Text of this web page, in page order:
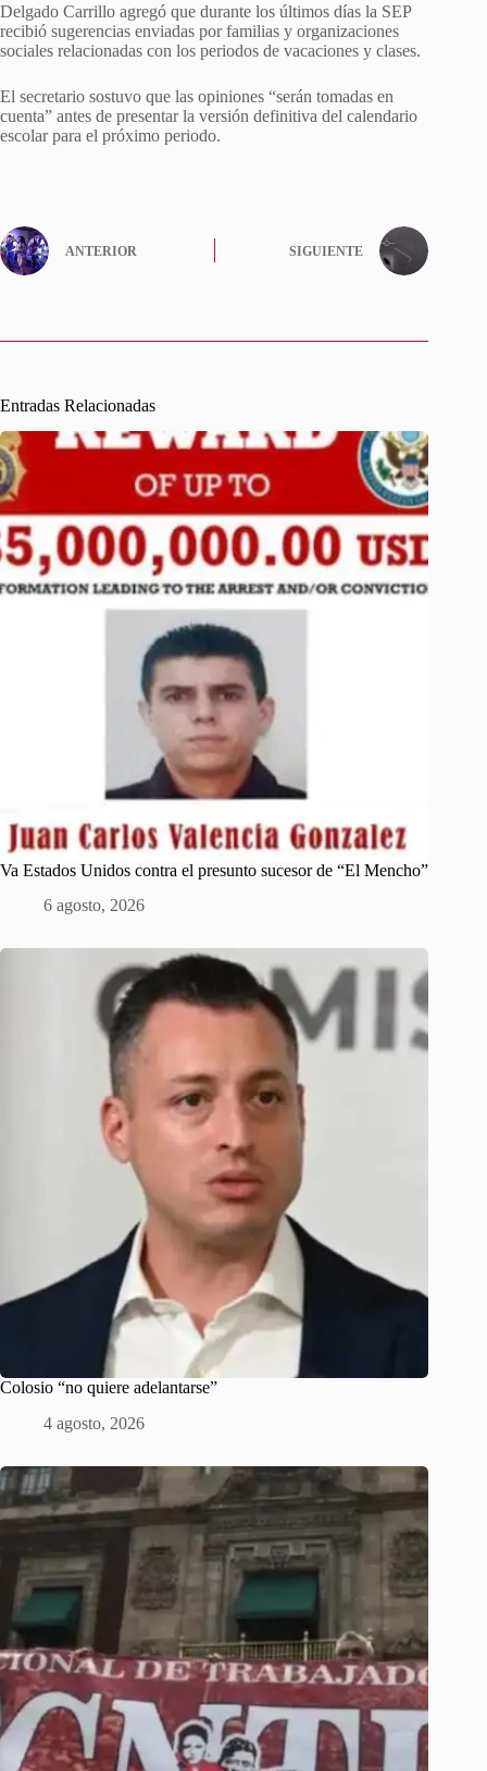
Delgado Carrillo agregó que durante los últimos días la SEP
recibió sugerencias enviadas por familias y organizaciones
sociales relacionadas con los periodos de vacaciones y clases.
El secretario sostuvo que las opiniones “serán tomadas en
cuenta” antes de presentar la versión definitiva del calendario
escolar para el próximo periodo.
ANTERIOR SIGUIENTE
Entradas Relacionadas
Va Estados Unidos contra el presunto sucesor de “El Mencho”
6 agosto, 2026
Colosio “no quiere adelantarse”
4 agosto, 2026